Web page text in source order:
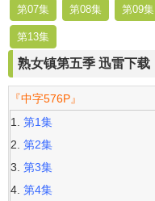
第07集 第08集 第09集
第13集
熟女镇第五季 迅雷下载
『中字576P』
第1集
第2集
第3集
第4集